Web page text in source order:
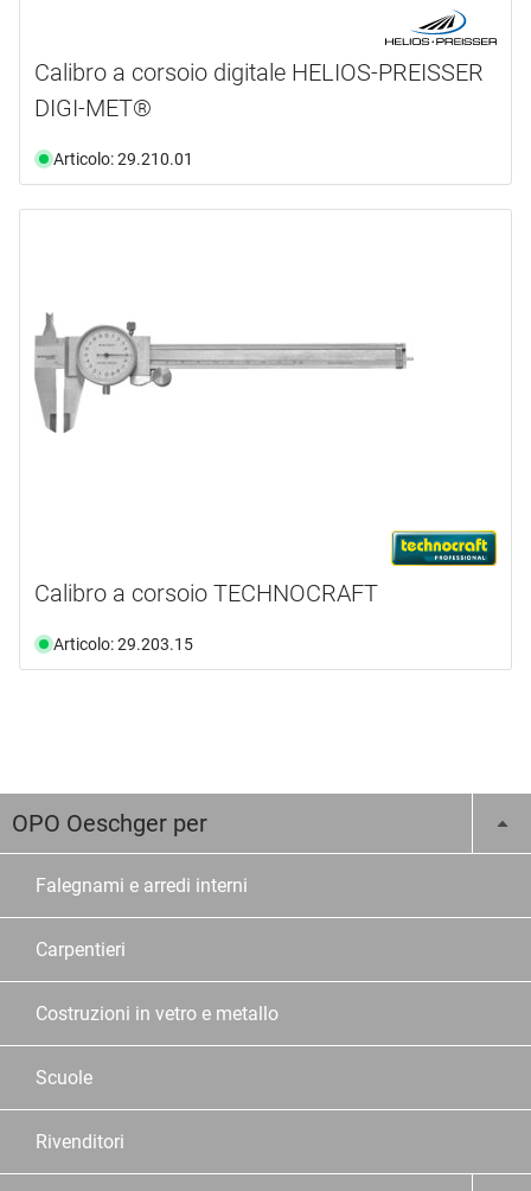
Calibro a corsoio digitale HELIOS-PREISSER
DIGI-MET®
Articolo: 29.210.01
Calibro a corsoio TECHNOCRAFT
Articolo: 29.203.15
OPO Oeschger per
Falegnami e arredi interni
Carpentieri
Costruzioni in vetro e metallo
Scuole
Rivenditori